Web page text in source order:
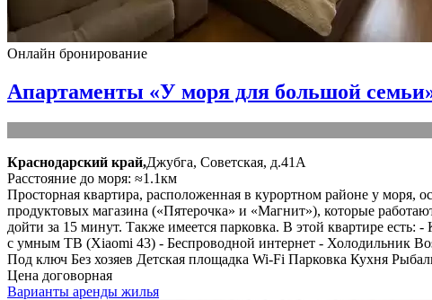
Онлайн бронирование
Апартаменты «У моря для большой
Краснодарский край,Джубга, Советская, д.41А
Расстояние до моря: ≈1.1км
Просторная квартира, расположенная в курортном районе у моря,
продуктовых магазина («Пятерочка» и «Магнит»), которые
дойти за 15 минут. Также имеется парковка. В этой квартире есть:
с умным ТВ (Xiaomi 43) - Беспроводной интернет - Холодильник
Под ключ Без хозяев Детская площадка Wi-Fi Парковка Кухня
Цена договорная
Варианты аренды жилья